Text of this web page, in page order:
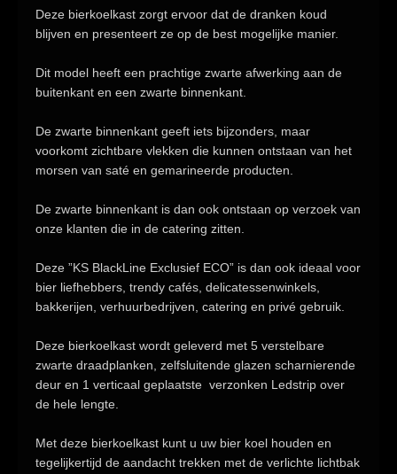
Deze bierkoelkast zorgt ervoor dat de dranken koud
blijven en presenteert ze op de best mogelijke manier.
Dit model heeft een prachtige zwarte afwerking aan de
buitenkant en een zwarte binnenkant.
De zwarte binnenkant geeft iets bijzonders, maar
voorkomt zichtbare vlekken die kunnen ontstaan van het
morsen van saté en gemarineerde producten.
De zwarte binnenkant is dan ook ontstaan op verzoek van
onze klanten die in de catering zitten.
Deze ”KS BlackLine Exclusief ECO” is dan ook ideaal voor
bier liefhebbers, trendy cafés, delicatessenwinkels,
bakkerijen, verhuurbedrijven, catering en privé gebruik.
Deze bierkoelkast wordt geleverd met 5 verstelbare
zwarte draadplanken, zelfsluitende glazen scharnierende
deur en 1 verticaal geplaatste verzonken Ledstrip over
de hele lengte.
Met deze bierkoelkast kunt u uw bier koel houden en
tegelijkertijd de aandacht trekken met de verlichte lichtbak